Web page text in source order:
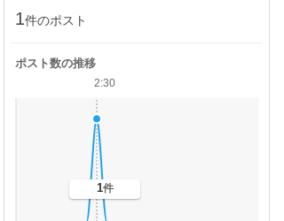
1件のポスト
ポスト数の推移
2:30
1件